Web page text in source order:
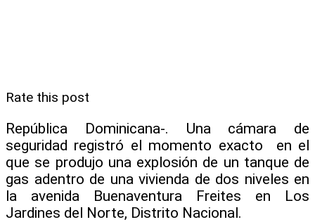
Rate this post
República Dominicana-. Una cámara de
seguridad registró el momento exacto en el
que se produjo una explosión de un tanque de
gas adentro de una vivienda de dos niveles en
la avenida Buenaventura Freites en Los
Jardines del Norte, Distrito Nacional.